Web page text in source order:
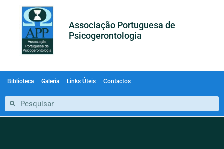
Associação Portuguesa de
Psicogerontologia
Biblioteca Galeria Links Úteis Contactos